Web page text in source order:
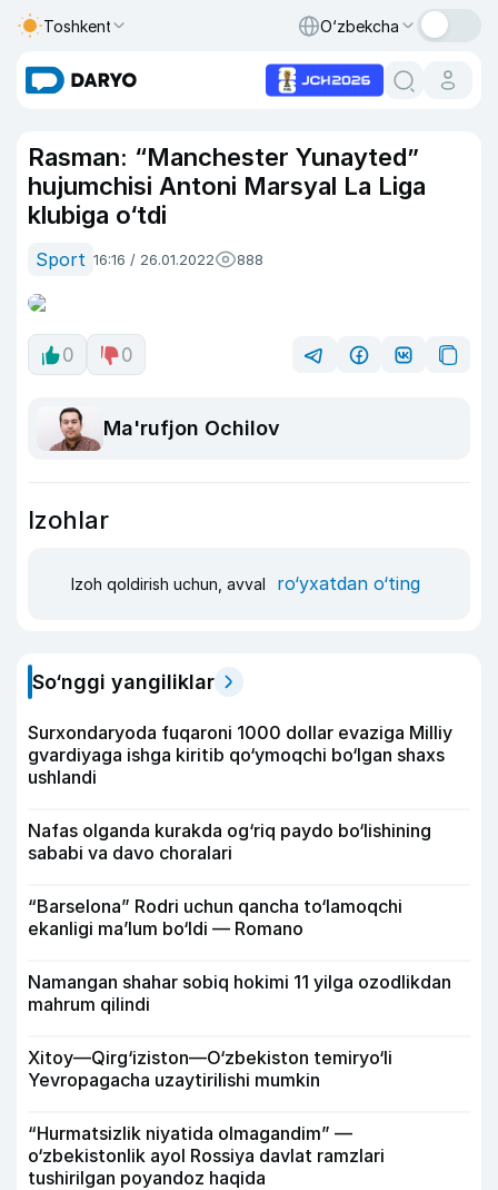
Toshkent O‘zbekcha
Rasman: “Manchester Yunayted”
hujumchisi Antoni Marsyal La Liga
klubiga o‘tdi
Sport 16:16 / 26.01.2022 888
0 0
Ma'rufjon Ochilov
Izohlar
Izoh qoldirish uchun, avval ro‘yxatdan o‘ting
So‘nggi yangiliklar
Surxondaryoda fuqaroni 1000 dollar evaziga Milliy
gvardiyaga ishga kiritib qo‘ymoqchi bo‘lgan shaxs
ushlandi
Nafas olganda kurakda og‘riq paydo bo‘lishining
sababi va davo choralari
“Barselona” Rodri uchun qancha to‘lamoqchi
ekanligi ma’lum bo‘ldi — Romano
Namangan shahar sobiq hokimi 11 yilga ozodlikdan
mahrum qilindi
Xitoy—Qirg‘iziston—O‘zbekiston temiryo‘li
Yevropagacha uzaytirilishi mumkin
“Hurmatsizlik niyatida olmagandim” —
o‘zbekistonlik ayol Rossiya davlat ramzlari
tushirilgan poyandoz haqida